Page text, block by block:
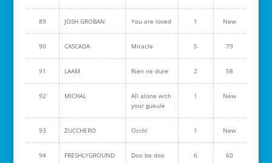
89 JOSH GROBAN You are loved 1 New
90 CASCADA Miracle 5 79
91 LAAM Rien ne dure 2 58
92 MICHAL
All alone with
your gueule
1 New
93 ZUCCHERO Occhi 1 New
94 FRESHLYGROUND Doo be doo 6 60